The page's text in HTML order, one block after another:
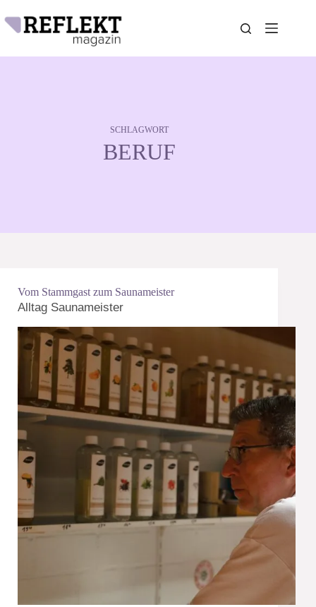
Inhalt
springen
SCHLAGWORT
BERUF
Vom Stammgast zum Saunameister
Alltag Saunameister